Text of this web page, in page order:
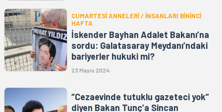
CUMARTESİ ANNELERİ / İNSANLARI BİNİNCİ
HAFTA
İskender Bayhan Adalet Bakanı’na
sordu: Galatasaray Meydanı’ndaki
bariyerler hukuki mi?
23 Mayıs 2024
“Cezaevinde tutuklu gazeteci yok”
diyen Bakan Tunç’a Sincan